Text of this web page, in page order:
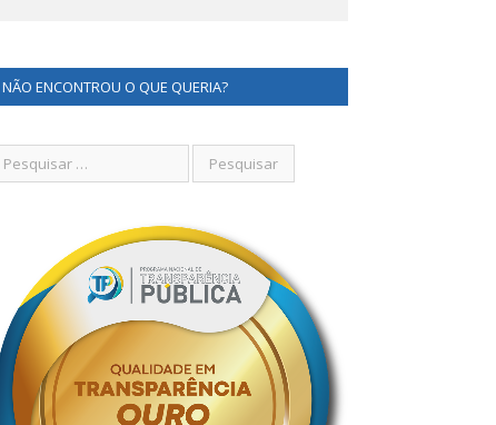
NÃO ENCONTROU O QUE QUERIA?